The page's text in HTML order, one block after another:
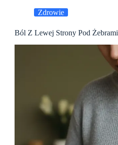
Zdrowie
Ból Z Lewej Strony Pod Żebrami